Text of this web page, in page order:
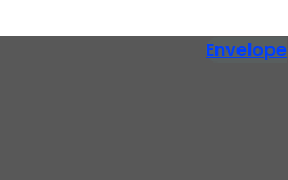
Envelope